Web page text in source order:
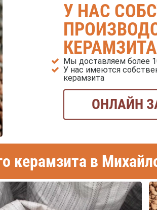
У НАС
Мы доставляем более
У нас имеются
керамзита
ОНЛАЙН
керамзита в